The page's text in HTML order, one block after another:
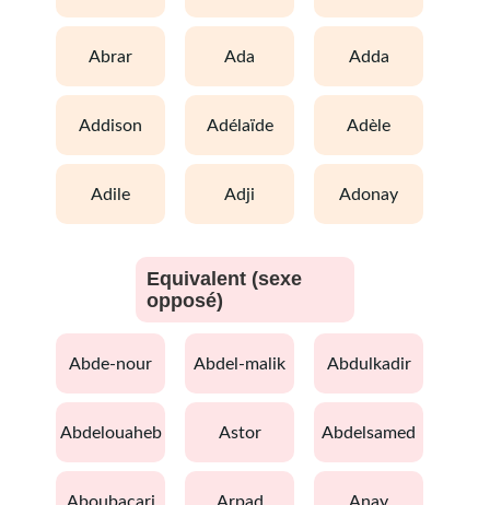
abrar ada adda
addison adélaïde adèle
adile adji adonay
Equivalent (sexe
opposé)
abde-nour abdel-malik abdulkadir
abdelouaheb astor abdelsamed
aboubacari arpad anay